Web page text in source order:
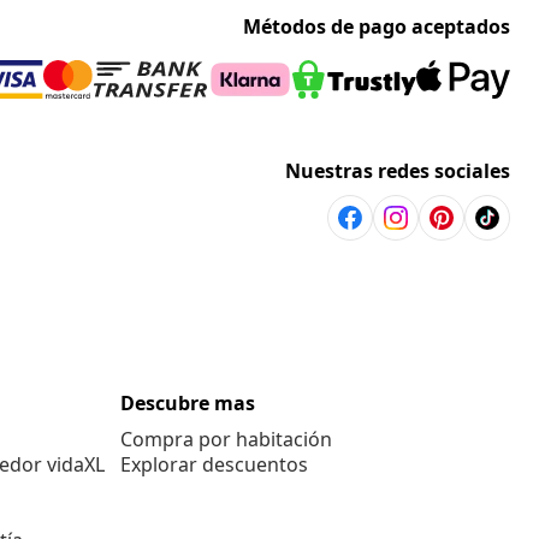
Métodos de pago aceptados
Nuestras redes sociales
vidaXL
Descubre mas
Compra por habitación
Explorar descuentos